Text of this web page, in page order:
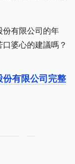
份有限公司的年
婆心的建議嗎？
有限公司完整